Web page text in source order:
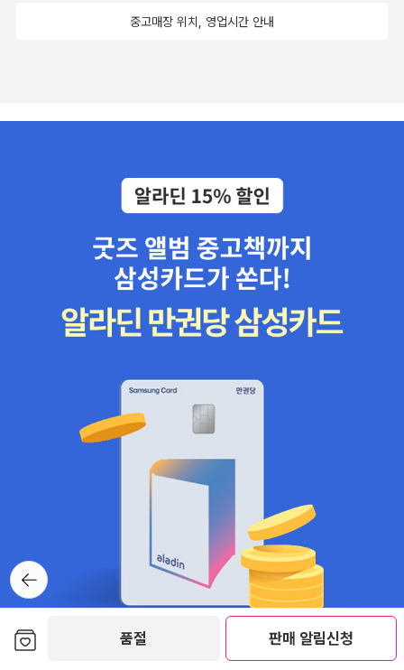
품절 판매 알림신청
뒤로가
기
중고매장 위치, 영업시간 안내